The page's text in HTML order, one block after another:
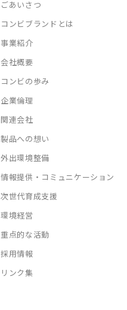
ごあいさつ
コンビブランドとは
事業紹介
会社概要
コンビの歩み
企業倫理
関連会社
製品への想い
外出環境整備
情報提供・コミュニケーション
次世代育成支援
環境経営
重点的な活動
採用情報
リンク集